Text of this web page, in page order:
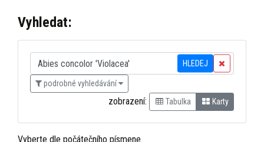
Vyhledat:
HLEDEJ
podrobné vyhledávání
zobrazení: Tabulka Karty
Vyberte dle počátečního písmene